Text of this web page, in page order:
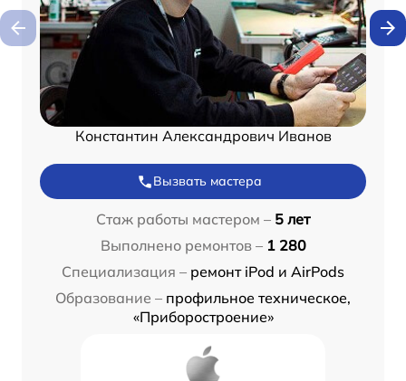
Константин Александрович Иванов
Вызвать мастера
Стаж работы мастером – 5 лет
Выполнено ремонтов – 1 280
Специализация – ремонт iPod и AirPods
Образование – профильное техническое,
«Приборостроение»